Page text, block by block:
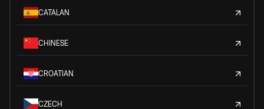
CATALAN
CHINESE
CROATIAN
CZECH